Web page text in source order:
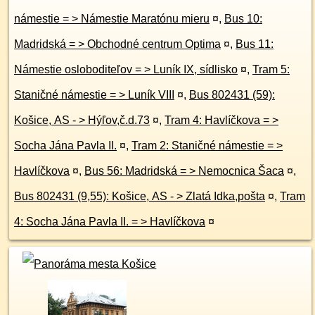
námestie = > Námestie Maratónu mieru ¤, Bus 10:
Madridská = > Obchodné centrum Optima ¤, Bus 11:
Námestie osloboditeľov = > Luník IX, sídlisko ¤, Tram 5:
Staničné námestie = > Luník VIII ¤, Bus 802431 (59):
Košice, AS - > Hýľov,č.d.73 ¤, Tram 4: Havlíčkova = >
Socha Jána Pavla II. ¤, Tram 2: Staničné námestie = >
Havlíčkova ¤, Bus 56: Madridská = > Nemocnica Šaca ¤,
Bus 802431 (9,55): Košice, AS - > Zlatá Idka,pošta ¤, Tram
4: Socha Jána Pavla II. = > Havlíčkova ¤